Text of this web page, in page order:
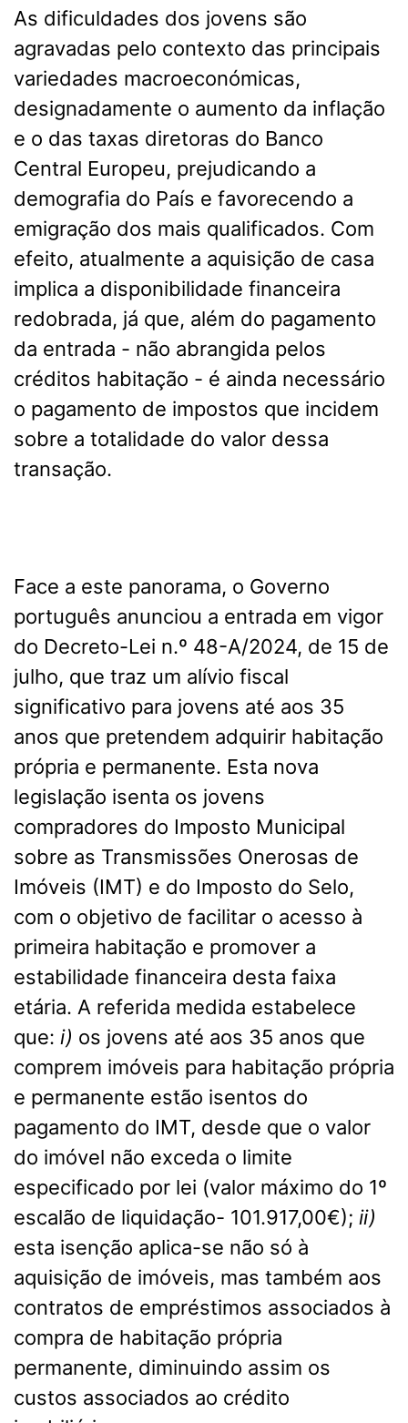
As dificuldades dos jovens são
agravadas pelo contexto das principais
variedades macroeconómicas,
designadamente o aumento da inflação
e o das taxas diretoras do Banco
Central Europeu, prejudicando a
demografia do País e favorecendo a
emigração dos mais qualificados. Com
efeito, atualmente a aquisição de casa
implica a disponibilidade financeira
redobrada, já que, além do pagamento
da entrada - não abrangida pelos
créditos habitação - é ainda necessário
o pagamento de impostos que incidem
sobre a totalidade do valor dessa
transação.
Face a este panorama, o Governo
português anunciou a entrada em vigor
do Decreto-Lei n.º 48-A/2024, de 15 de
julho, que traz um alívio fiscal
significativo para jovens até aos 35
anos que pretendem adquirir habitação
própria e permanente. Esta nova
legislação isenta os jovens
compradores do Imposto Municipal
sobre as Transmissões Onerosas de
Imóveis (IMT) e do Imposto do Selo,
com o objetivo de facilitar o acesso à
primeira habitação e promover a
estabilidade financeira desta faixa
etária. A referida medida estabelece
que: i) os jovens até aos 35 anos que
comprem imóveis para habitação própria
e permanente estão isentos do
pagamento do IMT, desde que o valor
do imóvel não exceda o limite
especificado por lei (valor máximo do 1º
escalão de liquidação- 101.917,00€); ii)
esta isenção aplica-se não só à
aquisição de imóveis, mas também aos
contratos de empréstimos associados à
compra de habitação própria
permanente, diminuindo assim os
custos associados ao crédito